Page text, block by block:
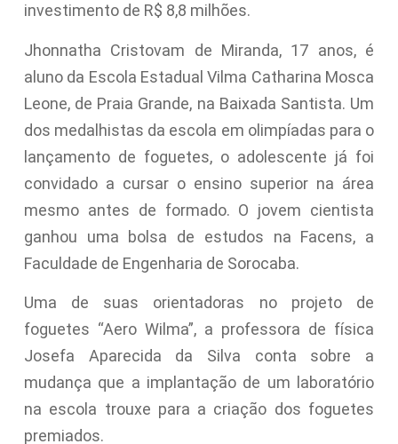
investimento de R$ 8,8 milhões.
Jhonnatha Cristovam de Miranda, 17 anos, é
aluno da Escola Estadual Vilma Catharina Mosca
Leone, de Praia Grande, na Baixada Santista. Um
dos medalhistas da escola em olimpíadas para o
lançamento de foguetes, o adolescente já foi
convidado a cursar o ensino superior na área
mesmo antes de formado. O jovem cientista
ganhou uma bolsa de estudos na Facens, a
Faculdade de Engenharia de Sorocaba.
Uma de suas orientadoras no projeto de
foguetes “Aero Wilma”, a professora de física
Josefa Aparecida da Silva conta sobre a
mudança que a implantação de um laboratório
na escola trouxe para a criação dos foguetes
premiados.